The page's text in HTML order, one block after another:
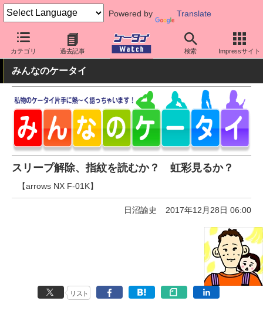
Powered by Translate
カテゴリ 過去記事 検索 Impressサイト
ケータイ Watch キャリア ドコモ
みんなのケータイ
スリープ解除、指紋を読むか？ 虹彩見るか？
【arrows NX F-01K】
日沼諭史 2017年12月28日 06:00
リスト